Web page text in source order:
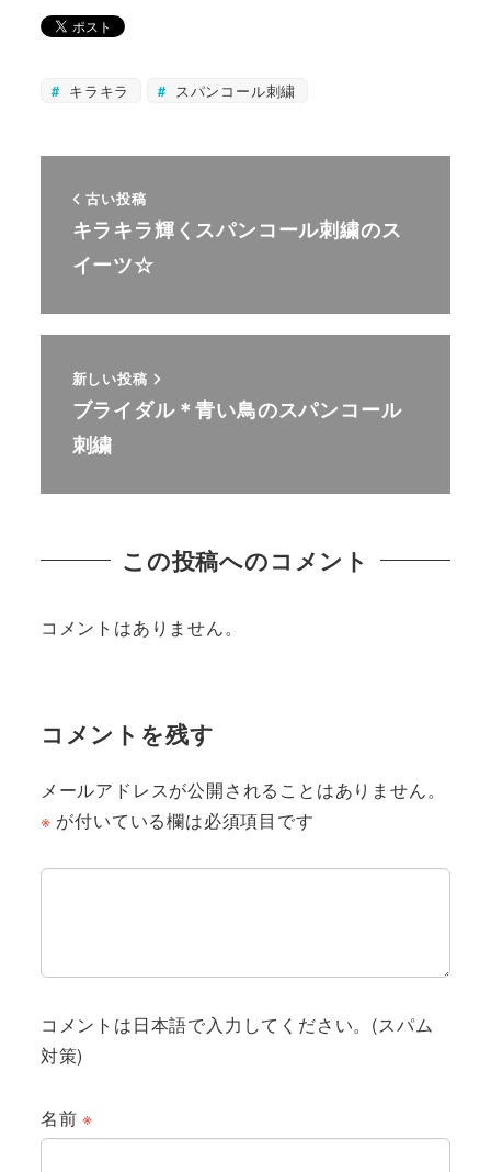
キラキラ スパンコール刺繍
古い投稿
キラキラ輝くスパンコール刺繍のス
イーツ☆
新しい投稿
ブライダル＊青い鳥のスパンコール
刺繍
この投稿へのコメント
コメントはありません。
コメントを残す
メールアドレスが公開されることはありません。
※ が付いている欄は必須項目です
コメントは日本語で入力してください。(スパム
対策)
名前※